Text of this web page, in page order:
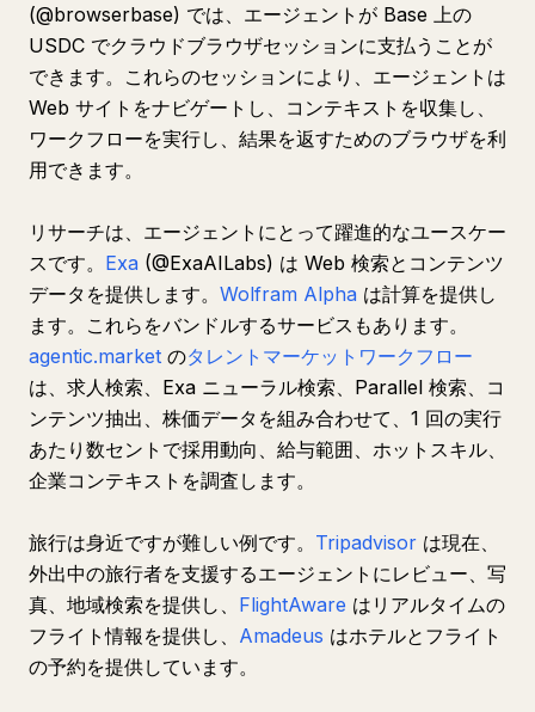
(@browserbase) では、エージェントが Base 上の
USDC でクラウドブラウザセッションに支払うことが
できます。これらのセッションにより、エージェントは
Web サイトをナビゲートし、コンテキストを収集し、
ワークフローを実行し、結果を返すためのブラウザを利
用できます。
リサーチは、エージェントにとって躍進的なユースケー
スです。 Exa (@ExaAILabs) は Web 検索とコンテンツ
データを提供します。 Wolfram Alpha は計算を提供し
ます。これらをバンドルするサービスもあります。
agentic.market のタレントマーケットワークフロー
は、求人検索、Exa ニューラル検索、Parallel 検索、コ
ンテンツ抽出、株価データを組み合わせて、1 回の実行
あたり数セントで採用動向、給与範囲、ホットスキル、
企業コンテキストを調査します。
旅行は身近ですが難しい例です。 Tripadvisor は現在、
外出中の旅行者を支援するエージェントにレビュー、写
真、地域検索を提供し、 FlightAware はリアルタイムの
フライト情報を提供し、 Amadeus はホテルとフライト
の予約を提供しています。